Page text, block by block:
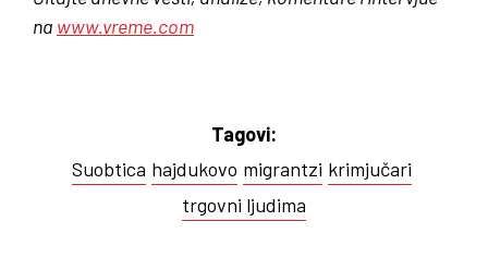
na www.vreme.com
Tagovi:
Suobtica hajdukovo migrantzi krimjučari
trgovni ljudima